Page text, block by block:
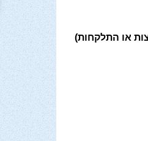
או התלקחות)